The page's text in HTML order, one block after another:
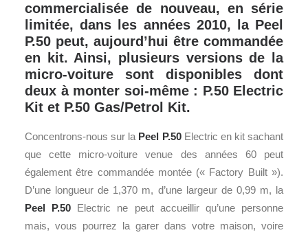
commercialisée de nouveau, en série
limitée, dans les années 2010, la Peel
P.50 peut, aujourd’hui être commandée
en kit. Ainsi, plusieurs versions de la
micro-voiture sont disponibles dont
deux à monter soi-même : P.50 Electric
Kit et P.50 Gas/Petrol Kit.
Concentrons-nous sur la Peel P.50Electric en kit sachant
que cette micro-voiture venue des années 60 peut
également être commandée montée (« Factory Built »).
D’une longueur de 1,370 m, d’une largeur de 0,99 m, la
Peel P.50 Electric ne peut accueillir qu’une personne
mais, vous pourrez la garer dans votre maison, voire